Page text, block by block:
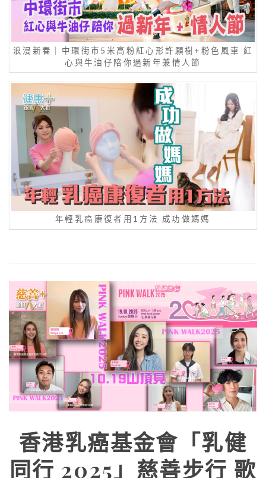
浪漫新春｜中環街市5米高粉紅心形許願樹+粉色風車 紅
心與牛油仔陪你過新年兼情人節
年輕乳癌康復者用1方法 成功做媽媽
香港乳癌基金會「乳健
同行 2025」慈善步行 歌